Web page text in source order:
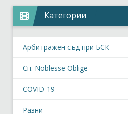
Категории
Арбитражен съд при БСК
Сп. Noblesse Oblige
COVID-19
Разни